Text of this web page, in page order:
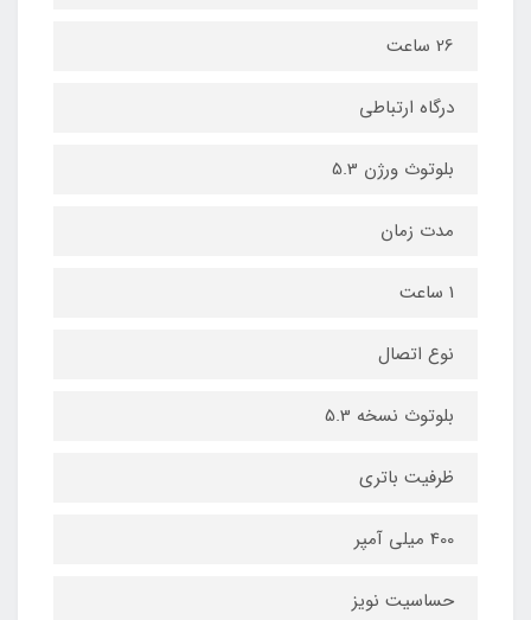
26 ساعت
درگاه ارتباطی
بلوتوث ورژن 5.3
مدت زمان
1 ساعت
نوع اتصال
بلوتوث نسخه 5.3
ظرفیت باتری
400 میلی آمپر
حساسیت نویز